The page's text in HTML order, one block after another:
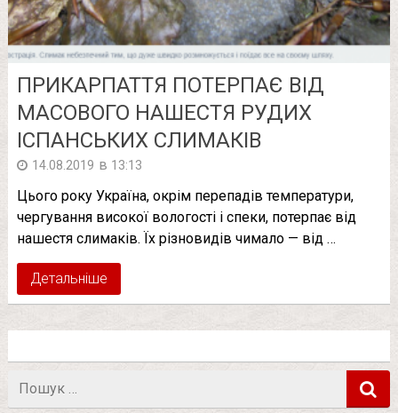
ПРИКАРПАТТЯ ПОТЕРПАЄ ВІД
МАСОВОГО НАШЕСТЯ РУДИХ
ІСПАНСЬКИХ СЛИМАКІВ
14.08.2019 в 13:13
Цього року Україна, окрім перепадів температури,
чергування високої вологості і спеки, потерпає від
нашестя слимаків. Їх різновидів чимало — від …
Детальніше
Пошук